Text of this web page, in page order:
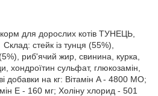
для дорослих котів ТУНЕЦЬ,
стейк із тунця (55%),
риб'ячий жир, свинина, курка,
хондроїтин сульфат, глюкозамін,
добавки на кг: Вітамін A - 4800 МО;
E - 160 мг; Холіну хлорид - 501